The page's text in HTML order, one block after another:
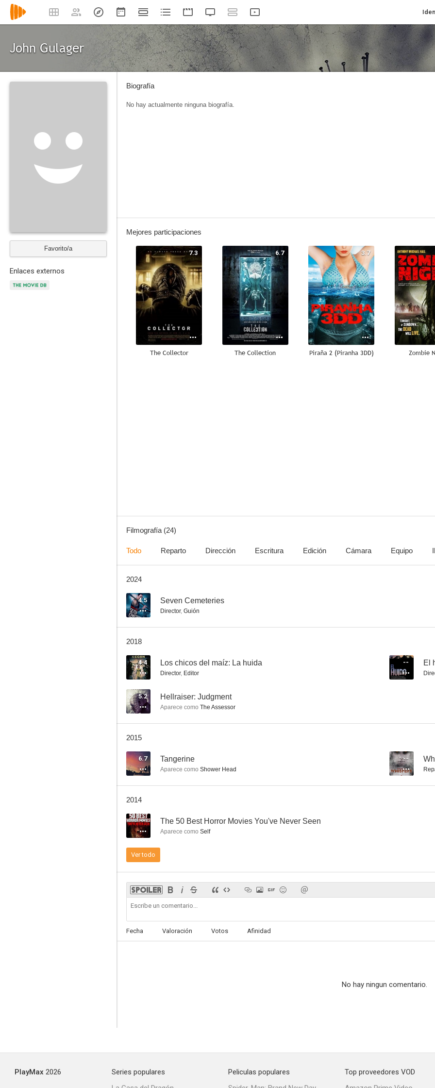
John Gulager
Favorito/a
Enlaces externos
Biografía
No hay actualmente ninguna biografía.
Mejores participaciones
7.3
The Collector
6.7
The Collection
3.7
Piraña 2 (Piranha 3DD) Zombie
Nico Vega: Gravity
Filmografía (24)
Todo Reparto Dirección Escritura Edición Cámara Equipo
2024
4.5 Seven Cemeteries
Director, Guión
2018
4.4 Los chicos del maíz: La huida
Director, Editor
-- El
5.2 Hellraiser: Judgment
Aparece como The Assessor
2015
6.7 Tangerine
Aparece como Shower Head
--
2014
-- The 50 Best Horror Movies You've Never Seen
Aparece como Self
Ver todo
Fecha Valoración Votos Afinidad
No hay ningun comentario.
PlayMax 2026
Series populares
Peliculas populares
Top proveedores VOD